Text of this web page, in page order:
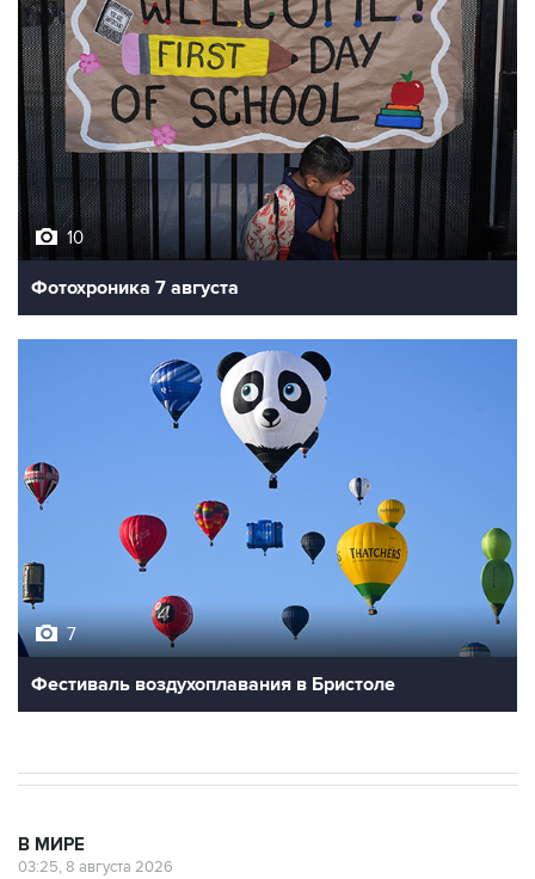
10
Фотохроника 7 августа
7
Фестиваль воздухоплавания в Бристоле
В МИРЕ
03:25, 8 августа 2026